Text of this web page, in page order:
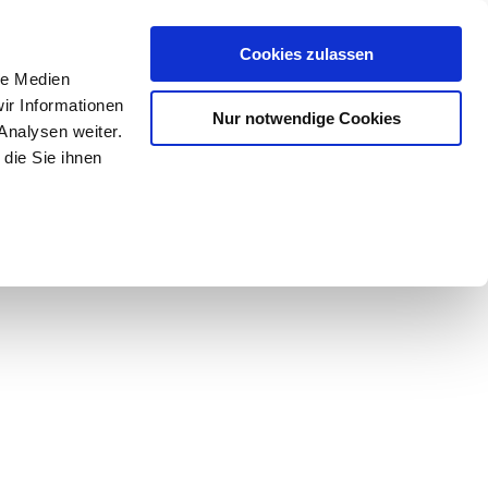
Medien
Informationen
weiter.
Sie ihnen
Cookies zulassen
Nur notwendige Cookies
0,00 €